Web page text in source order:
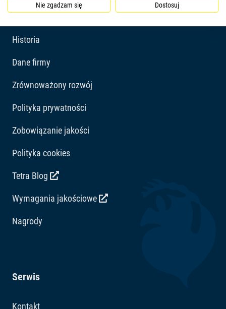
Firma
Historia
Dane firmy
Zrównoważony rozwój
Polityka prywatności
Zobowiązanie jakości
Polityka cookies
Tetra Blog
Wymagania jakościowe
Nagrody
Serwis
Kontakt
Nie zgadzam się Dostosuj